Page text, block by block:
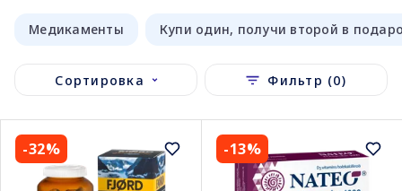
Медикаменты Купи один, получи второй в
Сортировка Фильтр (0)
-32% -13%